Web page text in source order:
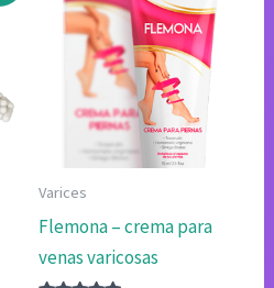
Varices
Flemona – crema para
venas varicosas